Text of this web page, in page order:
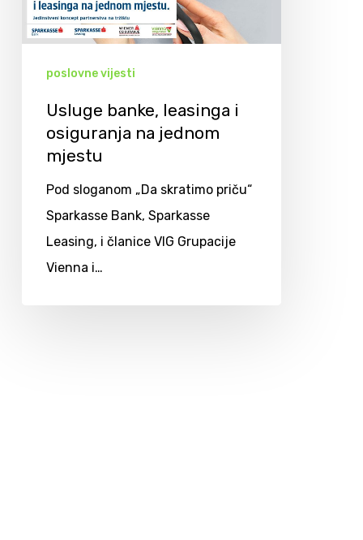
poslovne vijesti
Usluge banke, leasinga i
osiguranja na jednom
mjestu
Pod sloganom „Da skratimo priču“
Sparkasse Bank, Sparkasse
Leasing, i članice VIG Grupacije
Vienna i…